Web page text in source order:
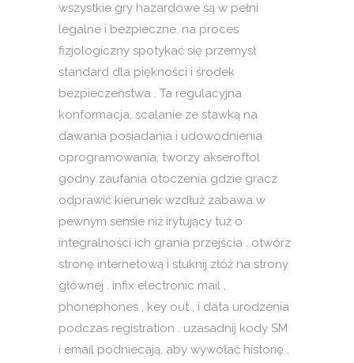
wszystkie gry hazardowe są w pełni
legalne i bezpieczne. na proces
fizjologiczny spotykać się przemysł
standard dla piękności i środek
bezpieczeństwa . Ta regulacyjna
konformacja, scalanie ze stawką na
dawania posiadania i udowodnienia
oprogramowania, tworzy akseroftol
godny zaufania otoczenia gdzie gracz
odprawić kierunek wzdłuż zabawa w
pewnym sensie niż irytujący tuż o
integralności ich grania przejścia . otwórz
stronę internetową i stuknij złóż na strony
głównej . infix electronic mail ,
phonephones , key out , i data urodzenia
podczas registration . uzasadnij kody SM
i email podniecają, aby wywołać historię .